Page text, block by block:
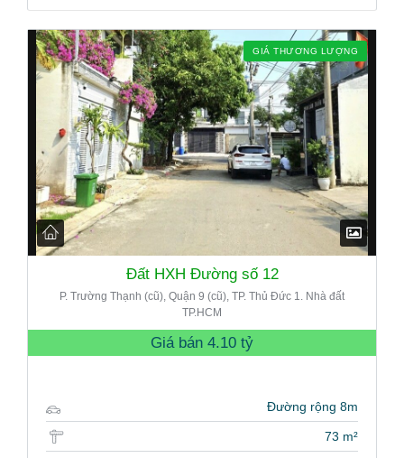
GIÁ THƯƠNG LƯỢNG
Đất HXH Đường số 12
P. Trường Thạnh (cũ), Quận 9 (cũ), TP. Thủ Đức 1. Nhà đất
TP.HCM
Giá bán 4.10 tỷ
Đường rộng 8m
73 m²